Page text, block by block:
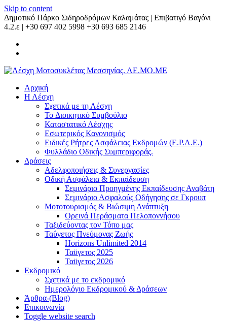
Skip to content
Δημοτικό Πάρκο Σιδηροδρόμων Καλαμάτας | Επιβατιγό Βαγόνι
4.2.ε | +30 697 402 5998 +30 693 685 2146
Αρχική
Η Λέσχη
Σχετικά με τη Λέσχη
Το Διοικητικό Συμβούλιο
Καταστατικό Λέσχης
Εσωτερικός Κανονισμός
Ειδικές Ρήτρες Ασφάλειας Εκδρομών (Ε.Ρ.Α.Ε.)
Φυλλάδιο Οδικής Συμπεριφοράς.
Δράσεις
Αδελφοποιήσεις & Συνεργασίες
Οδική Ασφάλεια & Εκπαίδευση
Σεμινάριο Προηγμένης Εκπαίδευσης Αναβάτη
Σεμινάριο Ασφαλούς Οδήγησης σε Γκρουπ
Μοτοτουρισμός & Βιώσιμη Ανάπτυξη
Ορεινά Περάσματα Πελοποννήσου
Ταξιδεύοντας τον Τόπο μας
Ταΰγετος Πνεύμονας Ζωής
Horizons Unlimited 2014
Ταϋγετος 2025
Ταϋγετος 2026
Εκδρομικό
Σχετικά με το εκδρομικό
Ημερολόγιο Εκδρομικού & Δράσεων
Άρθρα-(Blog)
Επικοινωνία
Toggle website search